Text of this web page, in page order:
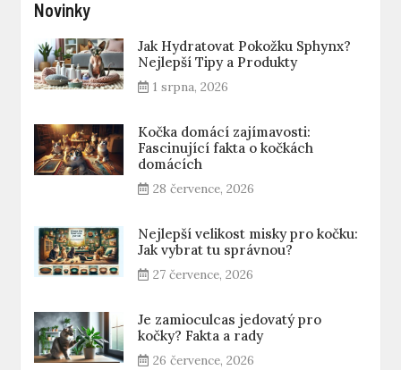
Novinky
Jak Hydratovat Pokožku Sphynx?
Nejlepší Tipy a Produkty
1 srpna, 2026
Kočka domácí zajímavosti:
Fascinující fakta o kočkách
domácích
28 července, 2026
Nejlepší velikost misky pro kočku:
Jak vybrat tu správnou?
27 července, 2026
Je zamioculcas jedovatý pro
kočky? Fakta a rady
26 července, 2026